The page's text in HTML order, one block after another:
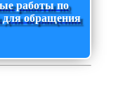
работы по
для обращения